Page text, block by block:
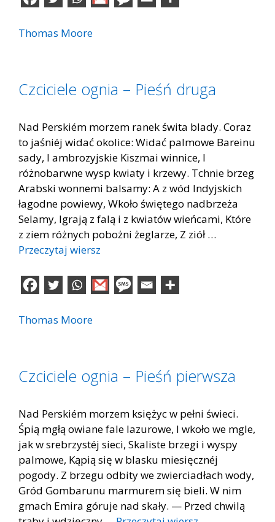
Thomas Moore
Czciciele ognia – Pieśń druga
Nad Perskiém morzem ranek świta blady. Coraz
to jaśniéj widać okolice: Widać palmowe Bareinu
sady, I ambrozyjskie Kiszmai winnice, I
różnobarwne wysp kwiaty i krzewy. Tchnie brzeg
Arabski wonnemi balsamy: A z wód Indyjskich
łagodne powiewy, Wkoło świętego nadbrzeża
Selamy, Igrają z falą i z kwiatów wieńcami, Które
z ziem różnych pobożni żeglarze, Z ziół …
Przeczytaj wiersz
Thomas Moore
Czciciele ognia – Pieśń pierwsza
Nad Perskiém morzem księżyc w pełni świeci.
Śpią mgłą owiane fale lazurowe, I wkoło we mgle,
jak w srebrzystéj sieci, Skaliste brzegi i wyspy
palmowe, Kąpią się w blasku miesięcznéj
pogody. Z brzegu odbity we zwierciadłach wody,
Gród Gombarunu marmurem się bieli. W nim
gmach Emira góruje nad skały. — Przed chwilą